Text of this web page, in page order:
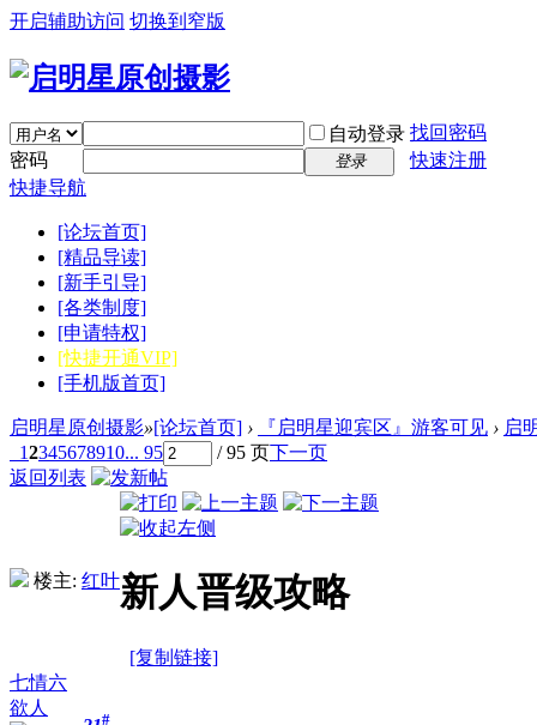
开启辅助访问 切换到窄版
自动登录 找回密码
密码
登录
快速注册
快捷导航
[论坛首页]
[精品导读]
[新手引导]
[各类制度]
[申请特权]
[快捷开通VIP]
[手机版首页]
启明星原创摄影»[论坛首页] › 『启明星迎宾区』游客可见 › 启
12345678910... 95 / 95 页下一页
返回列表
楼主: 红叶新人晋级攻略
[复制链接]
七情六
欲人
#